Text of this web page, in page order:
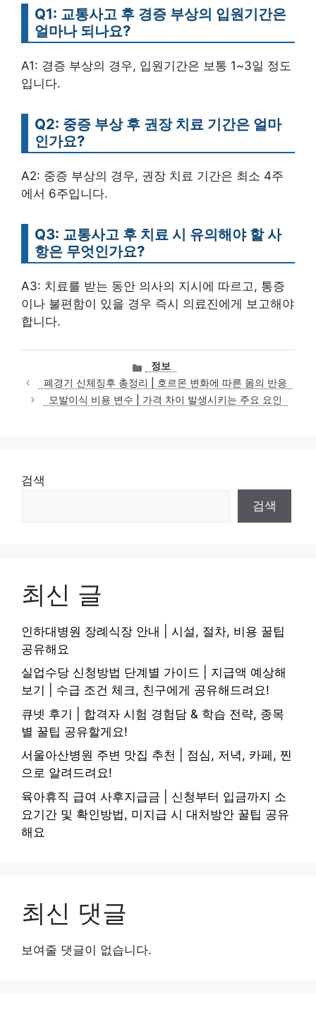
Q1: 교통사고 후 경증 부상의 입원기간은
얼마나 되나요?
A1: 경증 부상의 경우, 입원기간은 보통 1~3일 정도
입니다.
Q2: 중증 부상 후 권장 치료 기간은 얼마
인가요?
A2: 중증 부상의 경우, 권장 치료 기간은 최소 4주
에서 6주입니다.
Q3: 교통사고 후 치료 시 유의해야 할 사
항은 무엇인가요?
A3: 치료를 받는 동안 의사의 지시에 따르고, 통증
이나 불편함이 있을 경우 즉시 의료진에게 보고해야
합니다.
카
테
고
리
정보
폐경기 신체징후 총정리 | 호르몬 변화에 따른 몸의 반응
모발이식 비용 변수 | 가격 차이 발생시키는 주요 요인
검색
검색
최신 글
인하대병원 장례식장 안내 | 시설, 절차, 비용 꿀팁
공유해요
실업수당 신청방법 단계별 가이드 | 지급액 예상해
보기 | 수급 조건 체크, 친구에게 공유해드려요!
큐넷 후기 | 합격자 시험 경험담 & 학습 전략, 종목
별 꿀팁 공유할게요!
서울아산병원 주변 맛집 추천 | 점심, 저녁, 카페, 찐
으로 알려드려요!
육아휴직 급여 사후지급금 | 신청부터 입금까지 소
요기간 및 확인방법, 미지급 시 대처방안 꿀팁 공유
해요
최신 댓글
보여줄 댓글이 없습니다.